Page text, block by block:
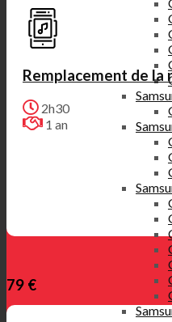
Remplacement de la
2h30
1 an
79 €